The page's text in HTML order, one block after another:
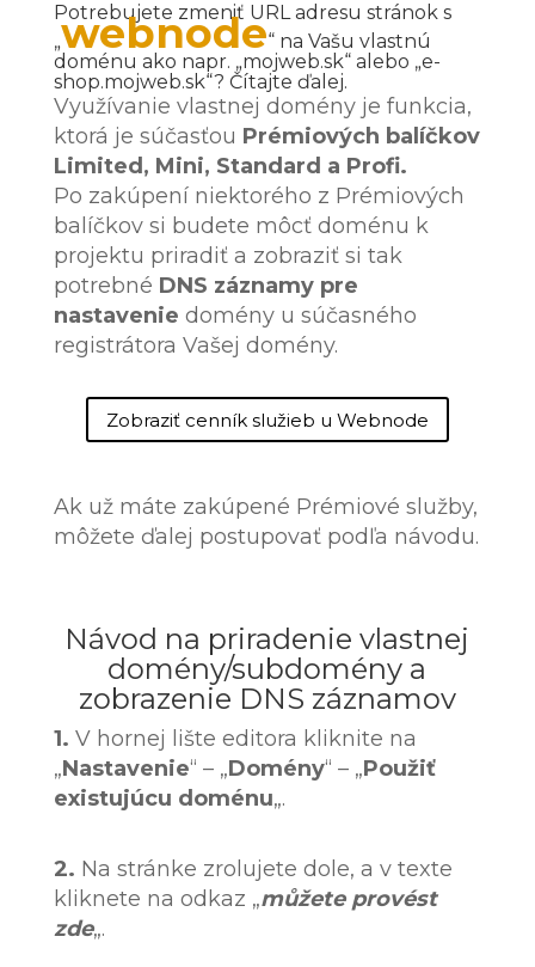
Potrebujete zmeniť URL adresu stránok s
„webnode“ na Vašu vlastnú
doménu ako napr. „mojweb.sk“ alebo „e-
shop.mojweb.sk“? Čítajte ďalej.
Využívanie vlastnej domény je funkcia,
ktorá je súčasťou Prémiových balíčkov
Limited, Mini, Standard a Profi.
Po zakúpení niektorého z Prémiových
balíčkov si budete môcť doménu k
projektu priradiť a zobraziť si tak
potrebné DNS záznamy pre
nastavenie domény u súčasného
registrátora Vašej domény.
Zobraziť cenník služieb u Webnode
Ak už máte zakúpené Prémiové služby,
môžete ďalej postupovať podľa návodu.
Návod na priradenie vlastnej
domény/subdomény a
zobrazenie DNS záznamov
1. V hornej lište editora kliknite na
„Nastavenie“ – „Domény“ – „Použiť
existujúcu doménu„.
2. Na stránke zrolujete dole, a v texte
kliknete na odkaz „můžete provést
zde„.